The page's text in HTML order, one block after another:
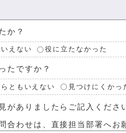
か？
えない 役に立たなかった
たですか？
らともいえない 見つけにくかっ
がありましたらご記入くださ
合わせは、直接担当部署へ